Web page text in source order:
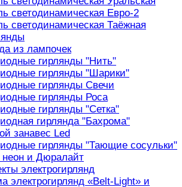
светодинамическая Евро-2
светодинамическая Таёжная
из лампочек
гирлянды "Нить"
гирлянды "Шарики"
гирлянды Свечи
гирлянды Роса
гирлянды "Сетка"
гирлянда "Бахрома"
занавес Led
гирлянды "Тающие сосульки"
неон и Дюралайт
электрогирлянд
электрогирлянд «Belt-Light» и